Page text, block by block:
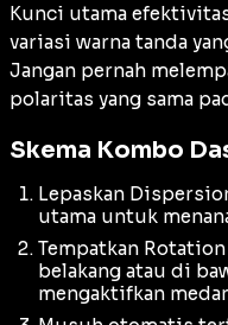
Kunci utama
variasi warna tanda
Jangan pernah
polaritas yang sama
Skema Kombo
Lepaskan
utama untuk
Tempatkan Rotation
belakang atau di
mengaktifkan